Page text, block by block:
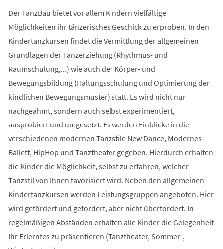
Der TanzBau bietet vor allem Kindern vielfältige
Möglichkeiten ihr tänzerisches Geschick zu erproben. In den
Kindertanzkursen findet die Vermittlung der allgemeinen
Grundlagen der Tanzerziehung (Rhythmus- und
Raumschulung,...) wie auch der Körper- und
Bewegungsbildung (Haltungsschulung und Optimierung der
kindlichen Bewegungsmuster) statt. Es wird nicht nur
nachgeahmt, sondern auch selbst experimentiert,
ausprobiert und umgesetzt. Es werden Einblicke in die
verschiedenen modernen Tanzstile New Dance, Modernes
Ballett, HipHop und Tanztheater gegeben. Hierdurch erhalten
die Kinder die Möglichkeit, selbst zu erfahren, welcher
Tanzstil von Ihnen favorisiert wird. Neben den allgemeinen
Kindertanzkursen werden Leistungsgruppen angeboten. Hier
wird gefördert und gefordert, aber nicht überfordert. In
regelmäßigen Abständen erhalten alle Kinder die Gelegenheit
Ihr Erlerntes zu präsentieren (Tanztheater, Sommer-,